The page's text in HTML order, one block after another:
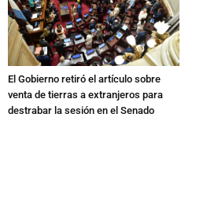
El Gobierno retiró el artículo sobre
venta de tierras a extranjeros para
destrabar la sesión en el Senado